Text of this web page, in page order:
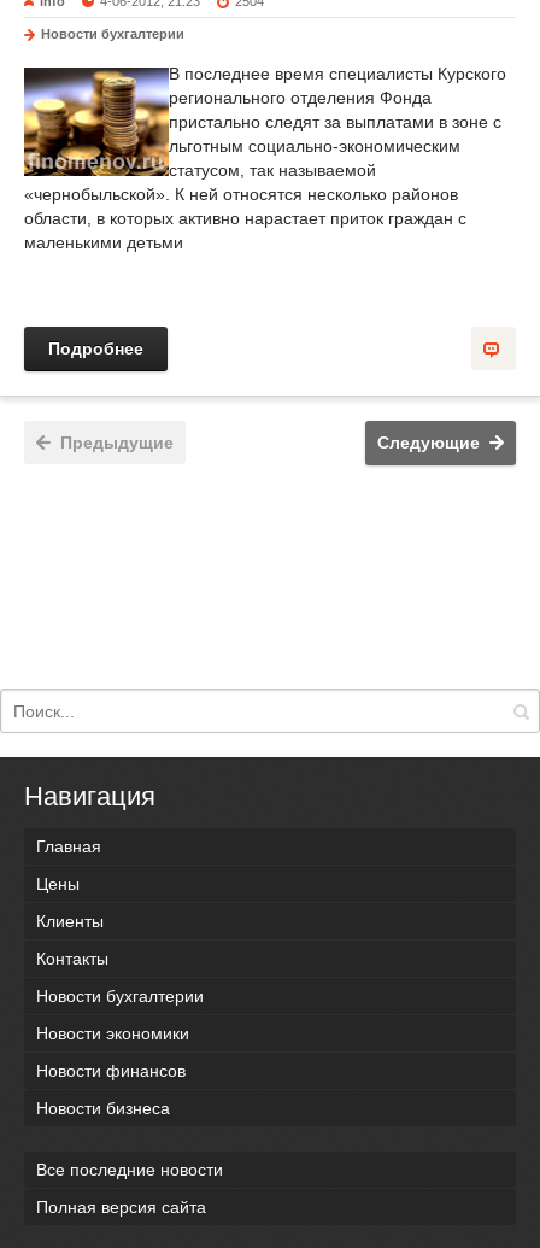
Новости бухгалтерии
В последнее время специалисты Курского
регионального отделения Фонда
пристально следят за выплатами в зоне с
льготным социально-экономическим
статусом, так называемой
«чернобыльской». К ней относятся несколько районов
области, в которых активно нарастает приток граждан с
маленькими детьми
Подробнее
Предыдущие Следующие
Навигация
Главная
Цены
Клиенты
Контакты
Новости бухгалтерии
Новости экономики
Новости финансов
Новости бизнеса
Все последние новости
Полная версия сайта